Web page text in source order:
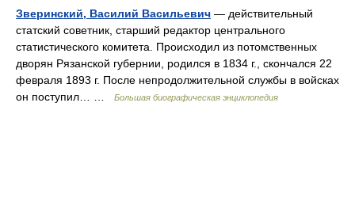
Зверинский, Василий Васильевич — действительный
статский советник, старший редактор центрального
статистического комитета. Происходил из потомственных
дворян Рязанской губернии, родился в 1834 г., скончался 22
февраля 1893 г. После непродолжительной службы в войсках
он поступил… …
Большая биографическая энциклопедия